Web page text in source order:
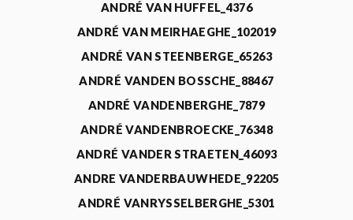
ANDRÉ VAN HUFFEL_4376
ANDRÉ VAN MEIRHAEGHE_102019
ANDRÉ VAN STEENBERGE_65263
ANDRÉ VANDEN BOSSCHE_88467
ANDRÉ VANDENBERGHE_7879
ANDRÉ VANDENBROECKE_76348
ANDRÉ VANDER STRAETEN_46093
ANDRE VANDERBAUWHEDE_92205
ANDRÉ VANRYSSELBERGHE_5301